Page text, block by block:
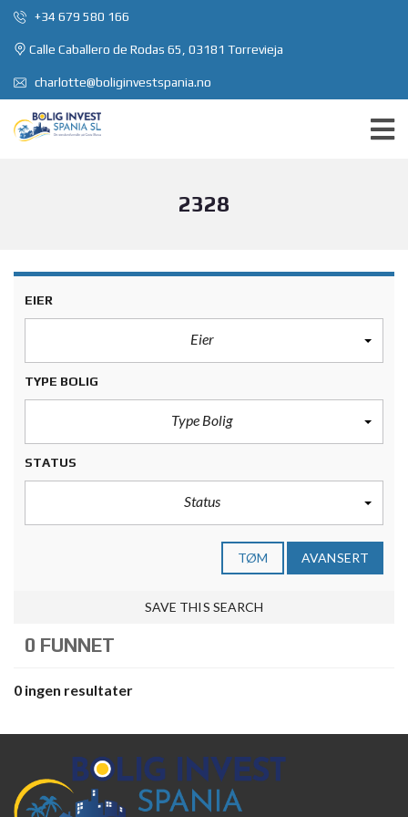
+34 679 580 166
Calle Caballero de Rodas 65, 03181 Torrevieja
charlotte@boliginvestspania.no
2328
EIER
Eier
TYPE BOLIG
Type Bolig
STATUS
Status
TØM AVANSERT
SAVE THIS SEARCH
0 FUNNET
0 ingen resultater